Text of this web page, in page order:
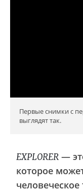
Первые снимки с
выглядят так.
EXPLORER —
которое